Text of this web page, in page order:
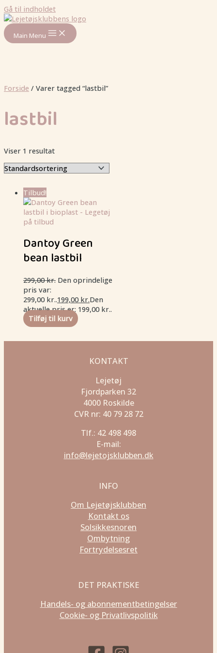
Gå til indholdet
Main Menu
Forside / Varer tagged “lastbil”
lastbil
Viser 1 resultat
Tilbud!
Dantoy Green
bean lastbil
299,00kr. Den oprindelige
pris var:
299,00 kr..199,00 kr.Den
aktuelle pris er: 199,00 kr..
Tilføj til kurv
KONTAKT
Lejetøj
Fjordparken 32
4000 Roskilde
CVR nr: 40 79 28 72
Tlf.: 42 498 498
E-mail:
info@lejetojsklubben.dk
INFO
Om Lejetøjsklubben
Kontakt os
Solsikkesnoren
Ombytning
Fortrydelsesret
DET PRAKTISKE
Handels- og abonnementbetingelser
Cookie- og Privatlivspolitik